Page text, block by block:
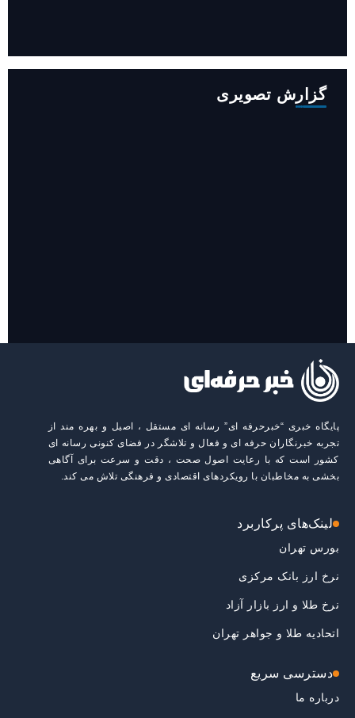
گزارش تصویری
پایگاه خبری “خبرحرفه ای” رسانه ای مستقل ، اصیل و بهره مند از
تجربه خبرنگاران حرفه ای و فعال و تلاشگر در فضای کنونی رسانه ای
کشور است که با رعایت اصول صحت ، دقت و سرعت برای آگاهی
بخشی به مخاطبان با رویکردهای اقتصادی و فرهنگی تلاش می کند.
لینک‌های پرکاربرد
بورس تهران
نرخ ارز بانک مرکزی
نرخ طلا و ارز بازار آزاد
اتحادیه طلا و جواهر تهران
دسترسی سریع
درباره ما